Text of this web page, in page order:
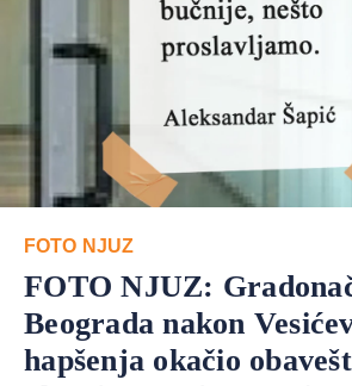
FOTO NJUZ
FOTO NJUZ:
Beograda nakon
hapšenja okačio